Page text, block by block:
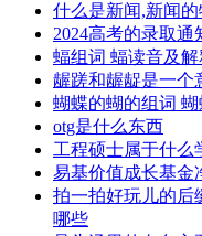
什么是新闻,新闻的
2024高考的录取
蝠组词 蝠读音及解
龌蹉和龌龊是一个
蝴蝶的蝴的组词
otg是什么东西
工程硕士属于什么
易基价值成长基金
拍一拍好玩儿的后
哪些